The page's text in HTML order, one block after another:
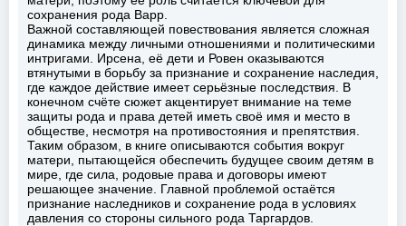
сохранения рода Варр.
Важной составляющей повествования является сложная
динамика между личными отношениями и политическими
интригами. Ирсена, её дети и Ровен оказываются
втянутыми в борьбу за признание и сохранение наследия,
где каждое действие имеет серьёзные последствия. В
конечном счёте сюжет акцентирует внимание на теме
защиты рода и права детей иметь своё имя и место в
обществе, несмотря на противостояния и препятствия.
Таким образом, в книге описываются события вокруг
матери, пытающейся обеспечить будущее своим детям в
мире, где сила, родовые права и договоры имеют
решающее значение. Главной проблемой остаётся
признание наследников и сохранение рода в условиях
давления со стороны сильного рода Таргардов.